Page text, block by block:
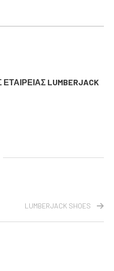
LUMBERJACK
LUMBERJACK SHOES